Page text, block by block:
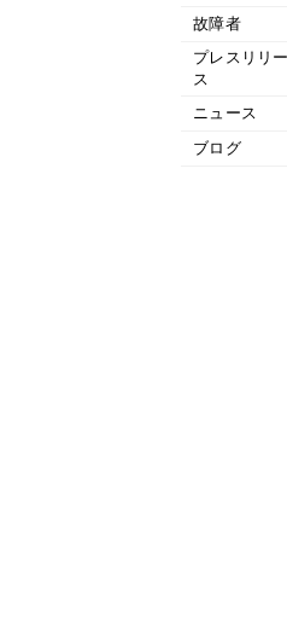
故障者
プレスリリー
ス
ニュース
ブログ